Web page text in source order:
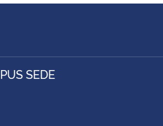
SEDE